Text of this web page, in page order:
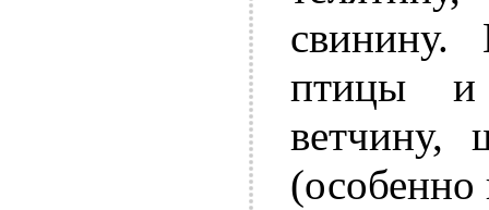
свинину.
птицы и
ветчину,